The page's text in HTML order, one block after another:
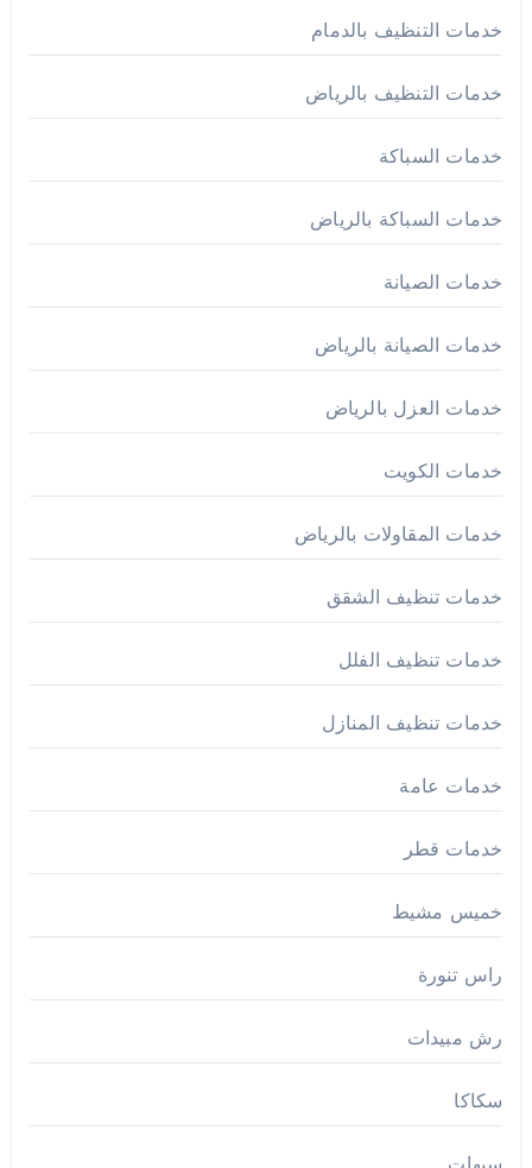
خدمات التنظيف بالدمام
خدمات التنظيف بالرياض
خدمات السباكة
خدمات السباكة بالرياض
خدمات الصيانة
خدمات الصيانة بالرياض
خدمات العزل بالرياض
خدمات الكويت
خدمات المقاولات بالرياض
خدمات تنظيف الشقق
خدمات تنظيف الفلل
خدمات تنظيف المنازل
خدمات عامة
خدمات قطر
خميس مشيط
راس تنورة
رش مبيدات
سكاكا